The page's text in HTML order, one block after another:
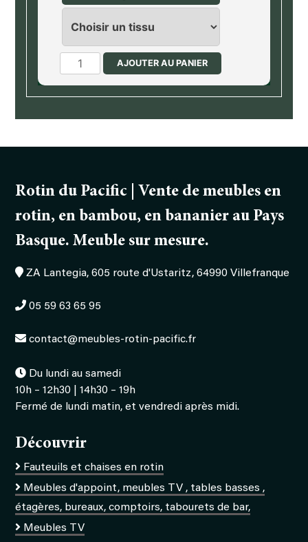
quantité
de
AJOUTER AU PANIER
Rotin du Pacific | Vente de meubles en
rotin, en bambou, en bananier au Pays
Basque. Meuble sur mesure.
ZA Lantegia, 605 route d'Ustaritz, 64990 Villefranque
05 59 63 65 95
contact@meubles-rotin-pacific.fr
Du lundi au samedi
10h – 12h30 | 14h30 – 19h
Fermé de lundi matin, et vendredi après midi.
Découvrir
Fauteuils et chaises en rotin
Meubles d'appoint, meubles TV , tables basses ,
étagères, bureaux, comptoirs, tabourets de bar,
Meubles TV